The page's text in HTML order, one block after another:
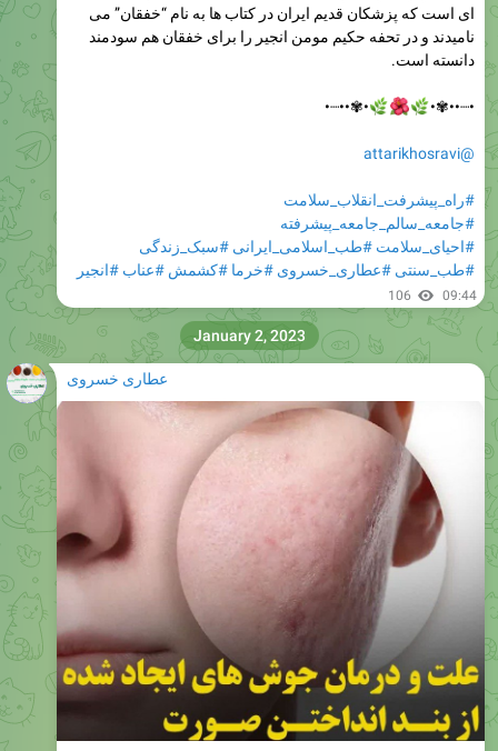
ای است که پزشکان قدیم ایران در کتاب ها به نام “خفقان” می
نامیدند و در تحفه حکیم مومن انجیر را برای خفقان هم سودمند
دانسته است.
•┈••✾•
•✾••┈•
@attarikhosravi
#راه_پیشرفت_انقلاب_سلامت
#جامعه_سالم_جامعه_پیشرفته
#احیای_سلامت #طب_اسلامی_ایرانی #سبک_زندگی
#طب_سنتی #عطاری_خسروی #خرما #کشمش #عناب #انجیر
106 09:44
عطاری خسروی
January 2, 2023